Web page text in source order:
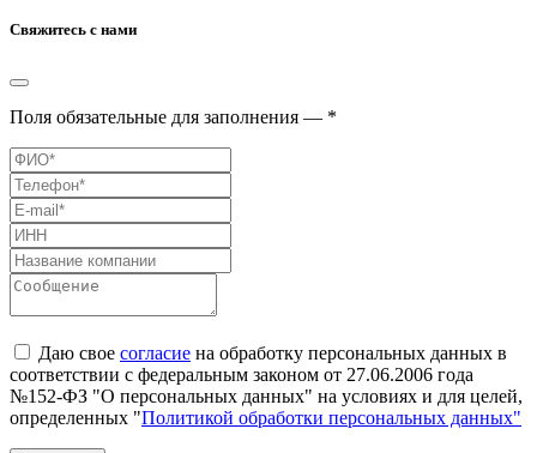
Свяжитесь с нами
Поля обязательные для заполнения — *
Даю свое согласие на обработку персональных данных в
соответствии с федеральным законом от 27.06.2006 года
№152-ФЗ "О персональных данных" на условиях и для целей,
определенных "Политикой обработки персональных данных"